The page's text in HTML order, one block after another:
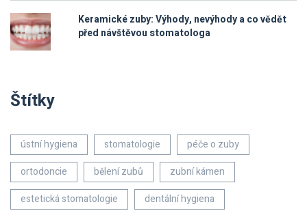
Keramické zuby: Výhody, nevýhody a co vědět
před návštěvou stomatologa
Štítky
ústní hygiena stomatologie
péče o zuby
ortodoncie
bělení zubů
zubní kámen
estetická stomatologie
dentální hygiena